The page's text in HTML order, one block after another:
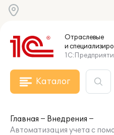
Отраслевые
и
Каталог
Главная
Внедрения
Автоматизация учета с